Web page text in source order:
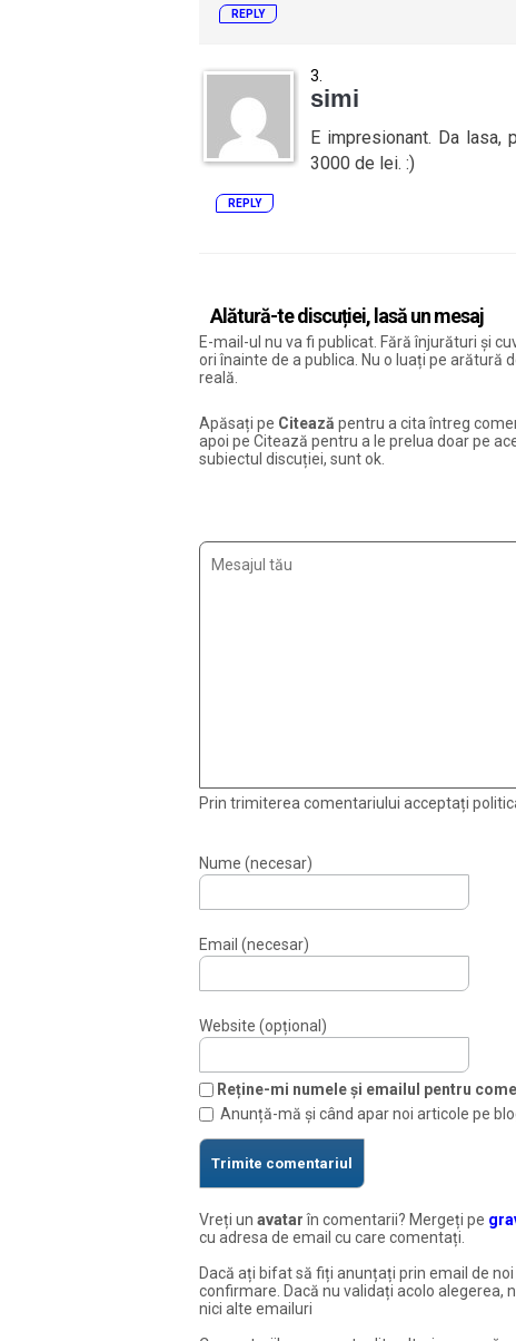
REPLY
simi
E impresionant. Da
3000 de lei. :)
REPLY
Alătură-te discuției, lasă un mesaj
E-mail-ul nu va fi publicat. Fără înjurături și
ori înainte de a publica. Nu o luați pe arătură
reală.
Apăsați pe Citează pentru a cita întreg
apoi pe Citează pentru a le prelua doar pe
subiectul discuției, sunt ok.
Prin trimiterea comentariului acceptați
Nume (necesar)
Email (necesar)
Website (opțional)
Reține-mi numele și emailul pentru
Anunță-mă și când apar noi articole pe
Vreți un avatarîn comentarii? Mergeți pe
cu adresa de email cu care comentați.
Dacă ați bifat să fiți anunțați prin email de
confirmare. Dacă nu validați acolo alegerea,
nici alte emailuri